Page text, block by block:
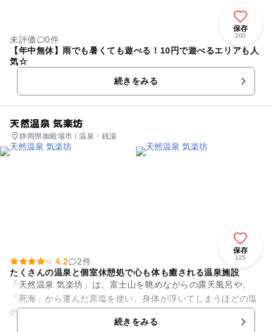
保存
200
未評価
0件
【年中無休】雨でも暑くても遊べる！10円で遊べるエリアも人
気☆
続きをみる
天然温泉 気楽坊
静岡県御殿場市 / 温泉・銭湯
保存
125
4.2
2件
たくさんの温泉と個室休憩処で心も体も癒される温泉施設
「天然温泉 気楽坊」は、富士山を眺めながらの露天風呂や、
「死海」から運んだ原塩を使い、身体が浮いてしまうほどの塩
の湯、バイブラバスやジェットバスも完備した大浴場など、そ
の他いろいろなお風呂がたっ...続きをみる